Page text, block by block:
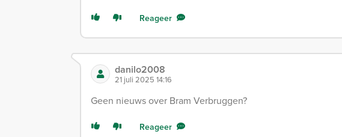
Reageer
danilo2008
21 juli 2025 14:16
Geen nieuws over Bram Verbruggen?
Reageer